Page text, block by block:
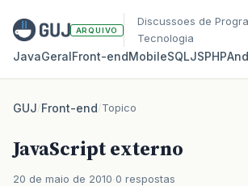
ARQUIVO
Discussoes de
Tecnologia
JavaGeralFront‑endMobileSQLJSPHP
GUJ/Front-end/Topico
JavaScript externo
20 de maio de 2010 0 respostas